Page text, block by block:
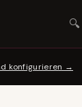
🔍
konfigurieren →